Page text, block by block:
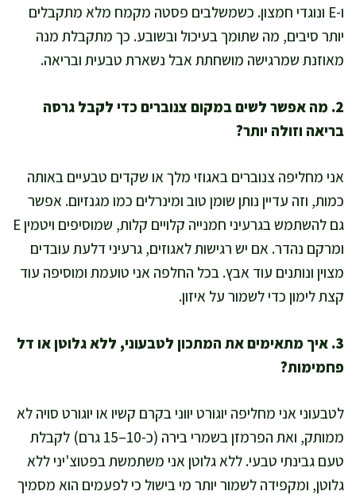
ו-E ונוגדי חמצון. כשמשלבים פסטה מקמח מלא מתקבלים
יותר סיבים, מה שתומך בעיכול ובשובע. כך מתקבלת מנה
מאוזנת שמרגישה מושחתת אבל נשארת טבעית ובריאה.
2. מה אפשר לשים במקום צנוברים כדי לקבל גרסה
בריאה וזולה יותר?
אני מחליפה צנוברים באגוזי מלך או שקדים טבעיים באותה
כמות, וזה עדיין נותן שומן טוב ומינרלים כמו מגנזיום. אפשר
גם להשתמש בגרעיני חמנייה קלויים קלות, שמוסיפים ויטמין E
ומרקם נהדר. אם יש רגישות לאגוזים, גרעיני דלעת עובדים
מצוין ונותנים עוד אבץ. בכל החלפה אני טועמת ומוסיפה עוד
קצת לימון כדי לשמור על איזון.
3. איך מתאימים את המתכון לטבעוני, ללא גלוטן או דל
פחמימות?
לטבעוני אני מחליפה יוגורט יווני בקרם קשיו או יוגורט סויה לא
ממותק, ואת הפרמזן בשמרי בירה (כ-10–15 גרם) לקבלת
טעם גבינתי טבעי. ללא גלוטן אני משתמשת בפטוצ'יני ללא
גלוטן, ומקפידה לשמור יותר מי בישול כי לפעמים הוא מסמיך